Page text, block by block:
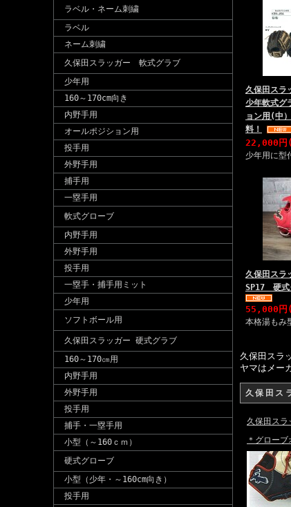
ラベル・ネーム刺繍
ラベル
ネーム刺繍
久保田スラッガー 軟式グラブ
少年用
160～170cm向き
内野手用
オールポジション用
投手用
外野手用
捕手用
一塁手用
軟式グローブ
内野手用
外野手用
投手用
一塁手・捕手用ミット
少年用
ソフトボール用
久保田スラッガー 硬式グラブ
160～170㎝用
内野手用
外野手用
投手用
捕手・一塁手用
小型（～160ｃｍ）
硬式グローブ
小型（少年・～160cm向き）
投手用
久保田ス
少年軟式
ョン用(中
料！
22,000円
少年用に型
久保田ス
SP17 硬式
55,000円
本格湯もみ
久保田スラ
ヤマはメー
久保田ス
久保田ス
＊グローブ